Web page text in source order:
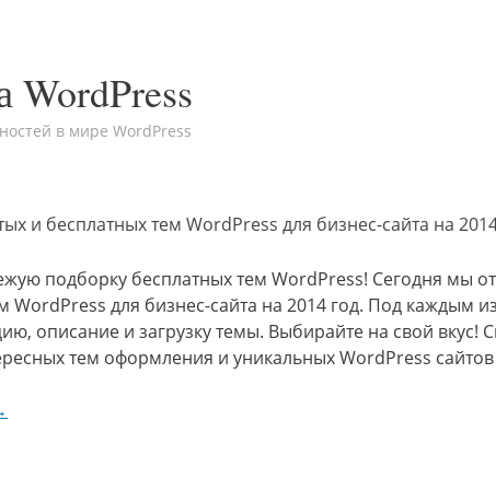
WordPress
в мире WordPress
и бесплатных тем WordPress для бизнес-сайта на
подборку бесплатных тем WordPress! Сегодня мы
WordPress для бизнес-сайта на 2014 год. Под каждым
описание и загрузку темы. Выбирайте на свой вкус!
тем оформления и уникальных WordPress